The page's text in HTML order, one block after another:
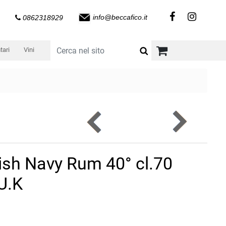
0862318929 info@beccafico.it
Vini
Navy Rum 40° cl.70